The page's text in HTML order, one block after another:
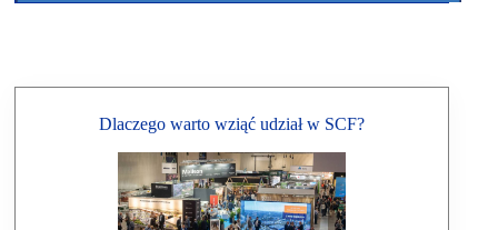
Dlaczego warto wziąć udział w SCF?